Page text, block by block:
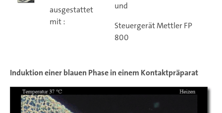
ausgestattet
mit :
und
Steuergerät Mettler FP
800
Induktion einer blauen Phase in einem Kontaktpräparat